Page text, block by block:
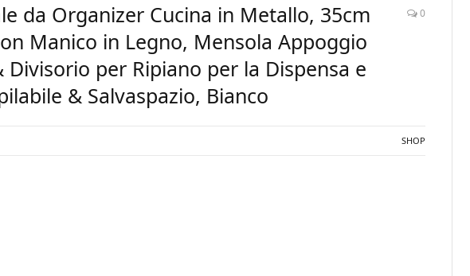
da Organizer Cucina in Metallo, 35cm
Manico in Legno, Mensola Appoggio
Divisorio per Ripiano per la Dispensa e
& Salvaspazio, Bianco
0
SHOP